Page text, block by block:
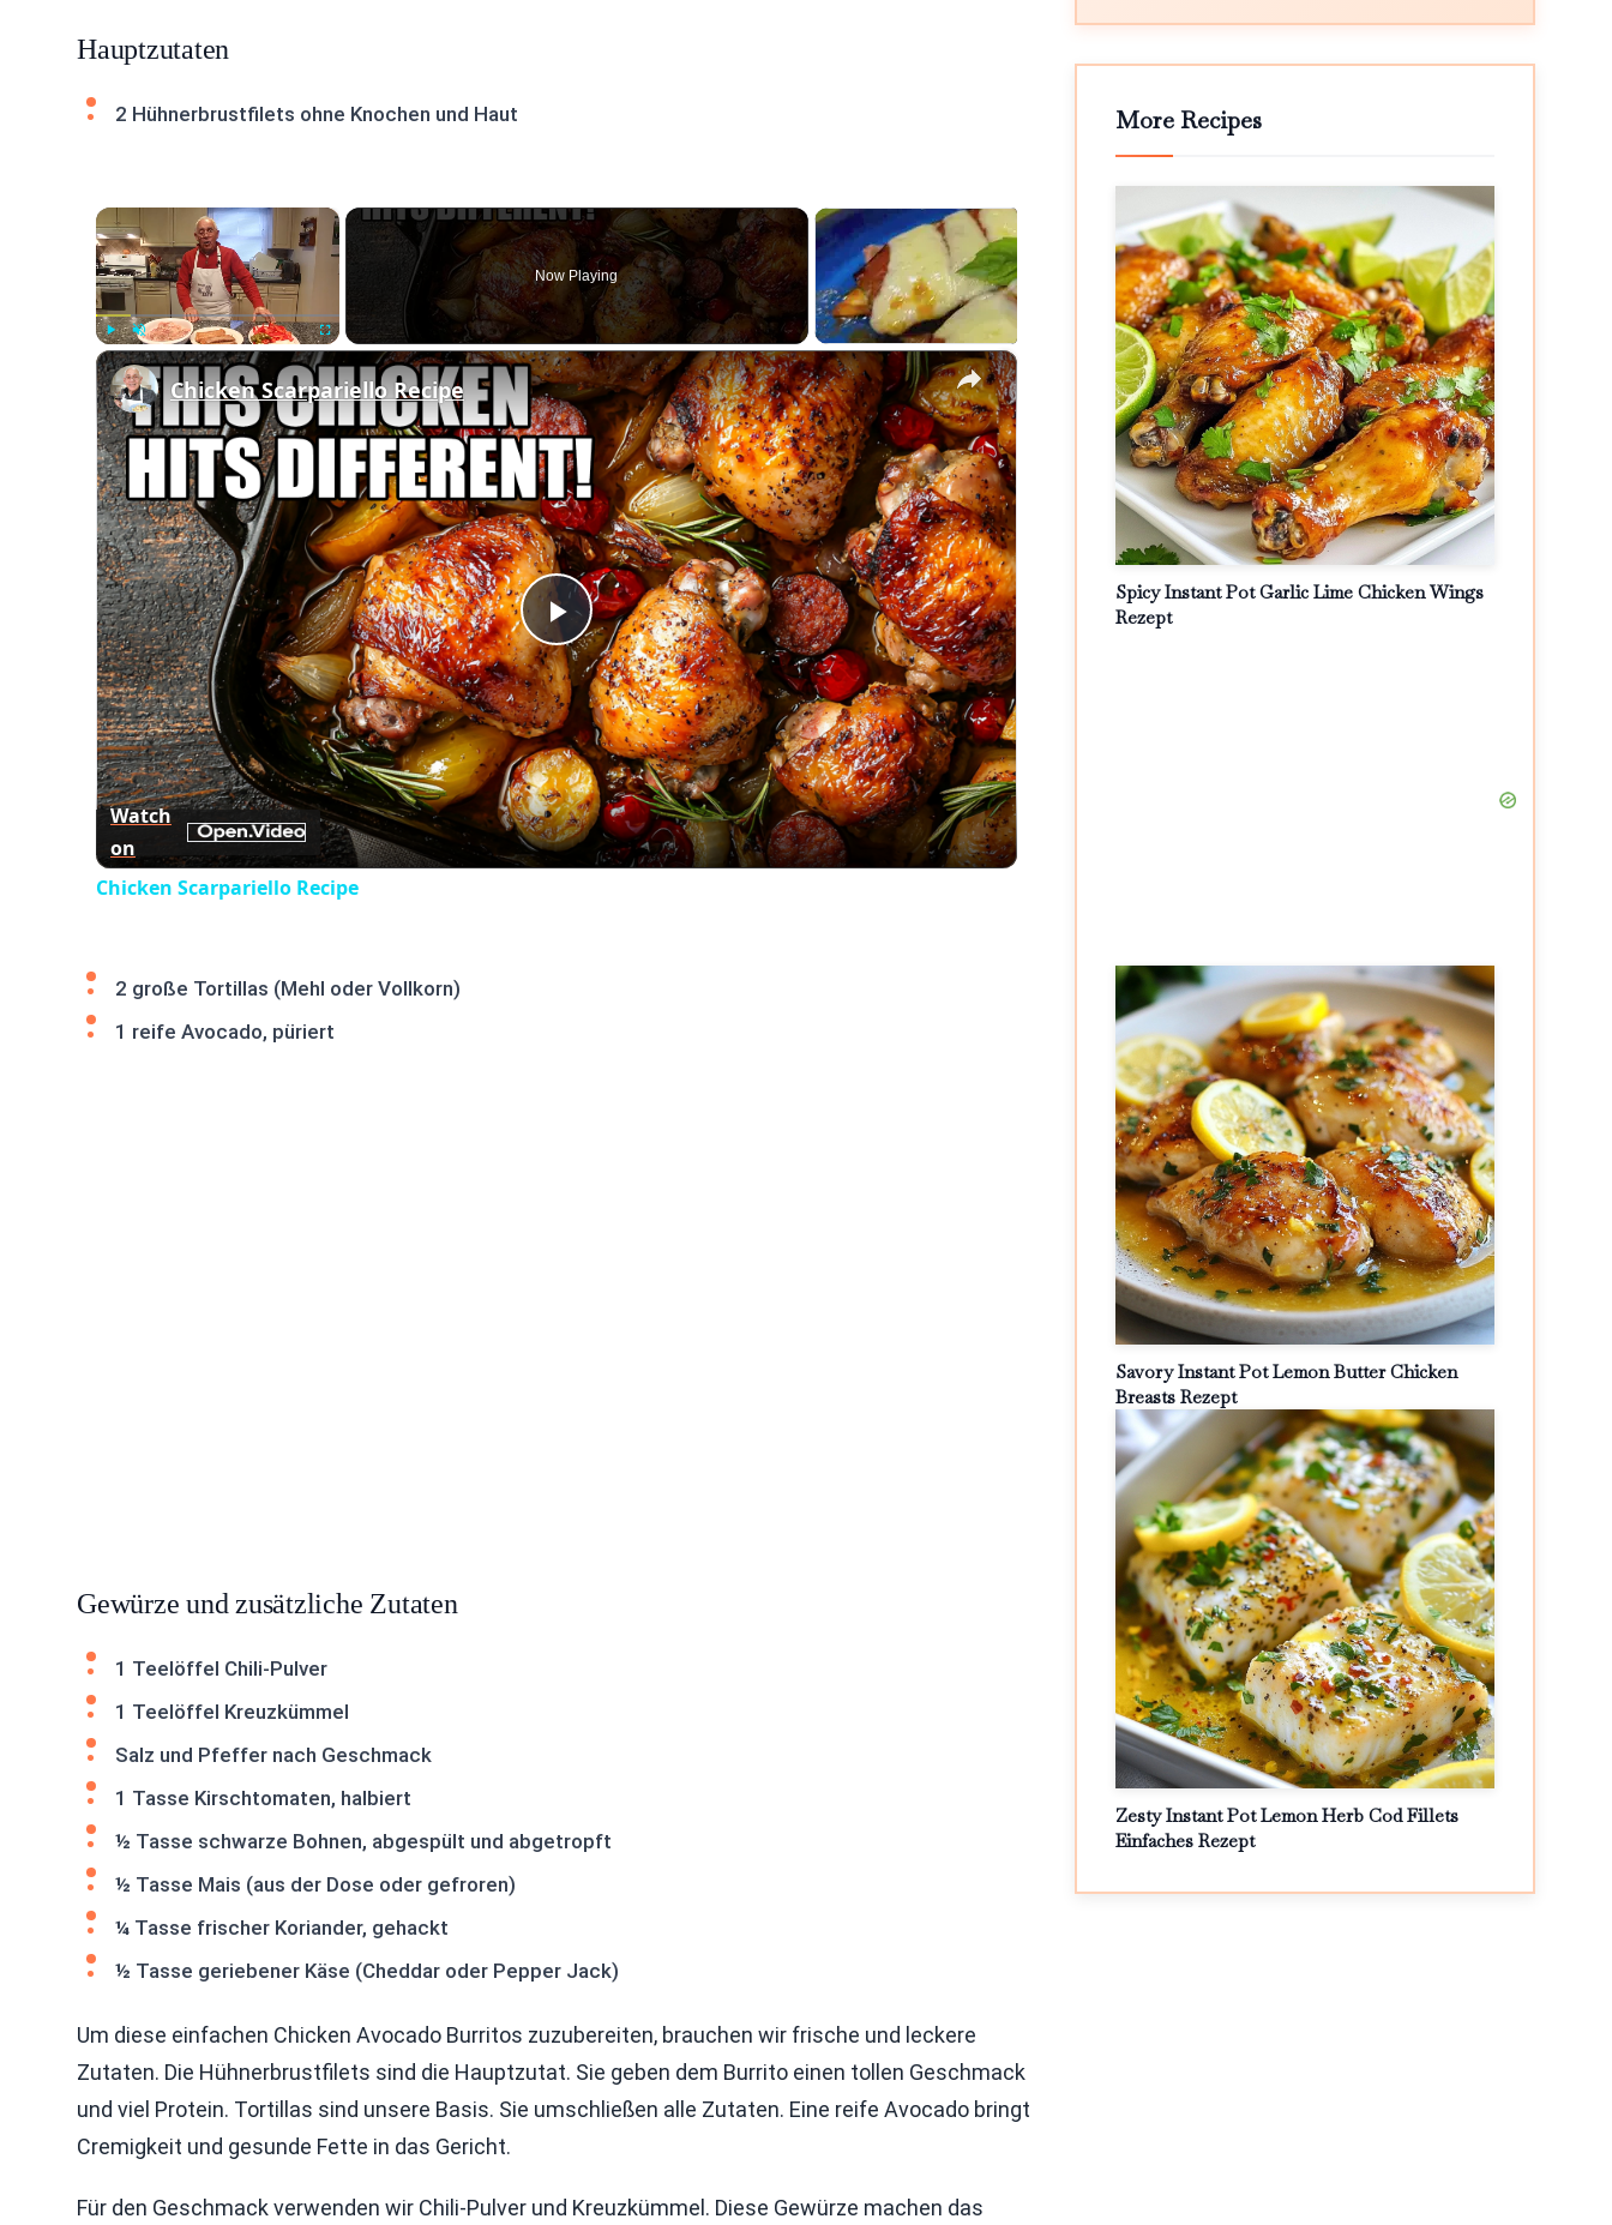
Hauptzutaten
2 Hühnerbrustfilets ohne Knochen und Haut
×
Play Unmute
Now Playing
×
Play
Video
Chicken Scarpariello Recipe
Watch
on
Chicken Scarpariello Recipe
2 große Tortillas (Mehl oder Vollkorn)
1 reife Avocado, püriert
Gewürze und zusätzliche Zutaten
1 Teelöffel Chili-Pulver
1 Teelöffel Kreuzkümmel
Salz und Pfeffer nach Geschmack
1 Tasse Kirschtomaten, halbiert
½ Tasse schwarze Bohnen, abgespült und abgetropft
½ Tasse Mais (aus der Dose oder gefroren)
¼ Tasse frischer Koriander, gehackt
½ Tasse geriebener Käse (Cheddar oder Pepper Jack)
Um diese einfachen Chicken Avocado Burritos zuzubereiten, brauchen wir frische und leckere
Zutaten. Die Hühnerbrustfilets sind die Hauptzutat. Sie geben dem Burrito einen tollen Geschmack
und viel Protein. Tortillas sind unsere Basis. Sie umschließen alle Zutaten. Eine reife Avocado bringt
Cremigkeit und gesunde Fette in das Gericht.
Für den Geschmack verwenden wir Chili-Pulver und Kreuzkümmel. Diese Gewürze machen das
More Recipes
Spicy Instant Pot Garlic Lime Chicken Wings
Rezept
Savory Instant Pot Lemon Butter Chicken
Breasts Rezept
Zesty Instant Pot Lemon Herb Cod Fillets
Einfaches Rezept